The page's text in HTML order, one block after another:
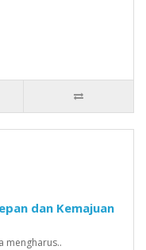
dan Kemajuan
mengharus..